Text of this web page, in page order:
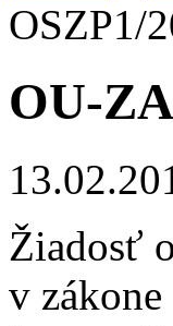
OSZP1/
OU-
Žiadosť
v